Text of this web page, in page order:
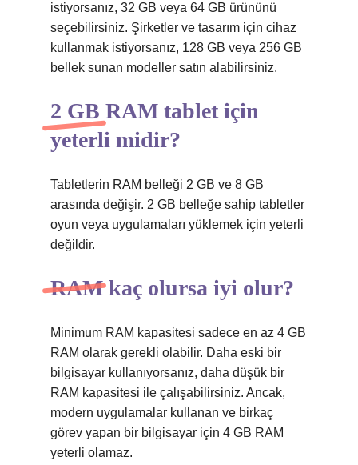
istiyorsanız, 32 GB veya 64 GB ürününü
seçebilirsiniz. Şirketler ve tasarım için cihaz
kullanmak istiyorsanız, 128 GB veya 256 GB
bellek sunan modeller satın alabilirsiniz.
2 GB RAM tablet için
yeterli midir?
Tabletlerin RAM belleği 2 GB ve 8 GB
arasında değişir. 2 GB belleğe sahip tabletler
oyun veya uygulamaları yüklemek için yeterli
değildir.
RAM kaç olursa iyi olur?
Minimum RAM kapasitesi sadece en az 4 GB
RAM olarak gerekli olabilir. Daha eski bir
bilgisayar kullanıyorsanız, daha düşük bir
RAM kapasitesi ile çalışabilirsiniz. Ancak,
modern uygulamalar kullanan ve birkaç
görev yapan bir bilgisayar için 4 GB RAM
yeterli olamaz.